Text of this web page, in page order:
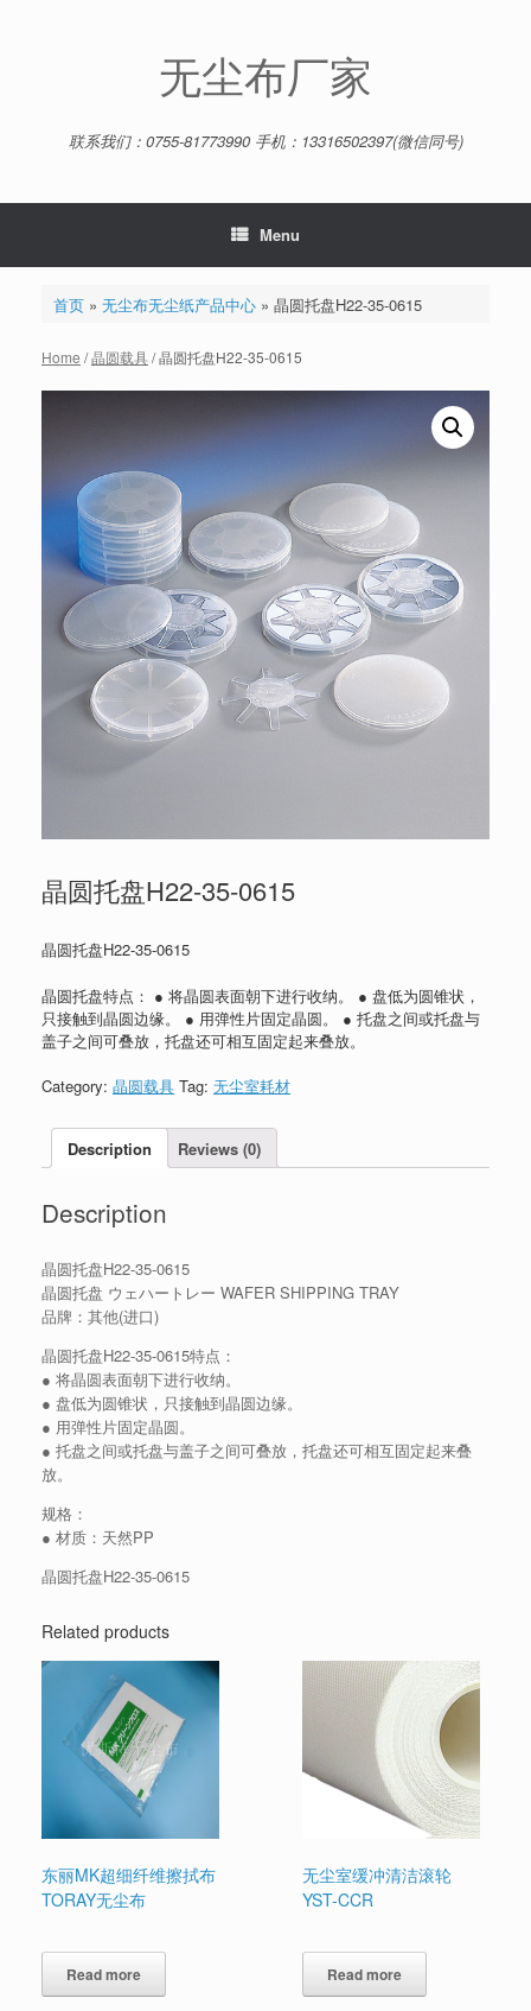
无尘布厂家
联系我们：0755-81773990 手机：13316502397(微信同号)
Menu
首页» 无尘布无尘纸产品中心» 晶圆托盘H22-35-0615
Home /晶圆载具/ 晶圆托盘H22-35-0615
晶圆托盘H22-35-0615
晶圆托盘H22-35-0615
晶圆托盘特点： ● 将晶圆表面朝下进行收纳。 ● 盘低为圆锥状，
只接触到晶圆边缘。 ● 用弹性片固定晶圆。 ● 托盘之间或托盘与
盖子之间可叠放，托盘还可相互固定起来叠放。
Category: 晶圆载具 Tag: 无尘室耗材
Description Reviews (0)
Description
晶圆托盘H22-35-0615
晶圆托盘 ウェハートレー WAFER SHIPPING TRAY
品牌：其他(进口)
晶圆托盘H22-35-0615特点：
● 将晶圆表面朝下进行收纳。
● 盘低为圆锥状，只接触到晶圆边缘。
● 用弹性片固定晶圆。
● 托盘之间或托盘与盖子之间可叠放，托盘还可相互固定起来叠
放。
规格：
● 材质：天然PP
晶圆托盘H22-35-0615
Related products
东丽MK超细纤维擦拭布
TORAY无尘布
Read more
无尘室缓冲清洁滚轮
YST-CCR
Read more